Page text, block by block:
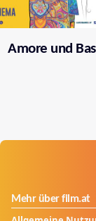
Amore und
Mehr über film.at